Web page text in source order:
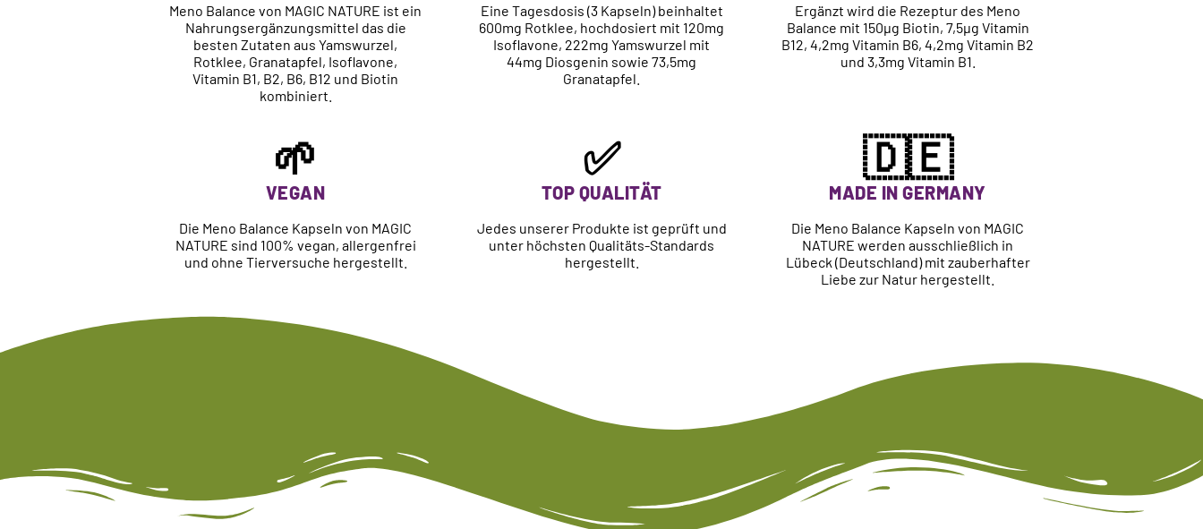
Meno Balance von MAGIC NATURE ist ein
Nahrungsergänzungsmittel das die
besten Zutaten aus Yamswurzel,
Rotklee, Granatapfel, Isoflavone,
Vitamin B1, B2, B6, B12 und Biotin
kombiniert.
Eine Tagesdosis (3 Kapseln) beinhaltet
600mg Rotklee, hochdosiert mit 120mg
Isoflavone, 222mg Yamswurzel mit
44mg Diosgenin sowie 73,5mg
Granatapfel.
Ergänzt wird die Rezeptur des Meno
Balance mit 150µg Biotin, 7,5µg Vitamin
B12, 4,2mg Vitamin B6, 4,2mg Vitamin B2
und 3,3mg Vitamin B1.
🌱
VEGAN
Die Meno Balance Kapseln von MAGIC
NATURE sind 100% vegan, allergenfrei
und ohne Tierversuche hergestellt.
✅
TOP QUALITÄT
Jedes unserer Produkte ist geprüft und
unter höchsten Qualitäts-Standards
hergestellt.
🇩🇪
MADE IN GERMANY
Die Meno Balance Kapseln von MAGIC
NATURE werden ausschließlich in
Lübeck (Deutschland) mit zauberhafter
Liebe zur Natur hergestellt.